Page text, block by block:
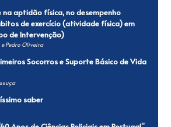
na aptidão física, no desempenho
de exercício (atividade física) em
de Intervenção)
Pedro Oliveira
Socorros e Suporte Básico de Vida
saber